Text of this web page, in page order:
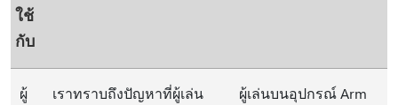
ใช้
กับ
ผู้
เราทราบถึงปัญหาที่ผู้เล่น
ผู้เล่นบนอุปกรณ์ Arm